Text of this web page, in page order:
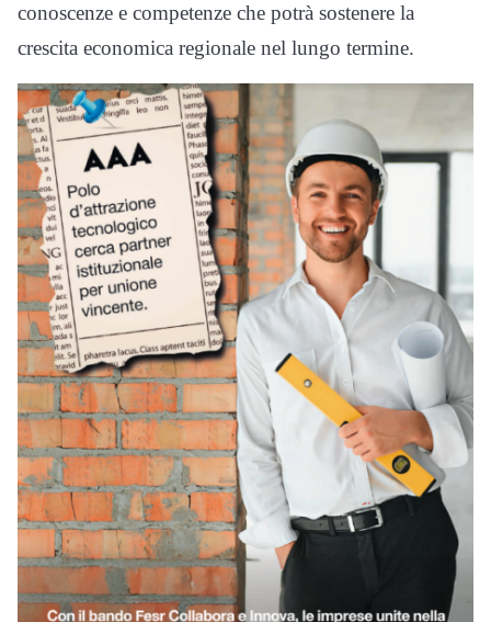
conoscenze e competenze che potrà sostenere la
crescita economica regionale nel lungo termine.